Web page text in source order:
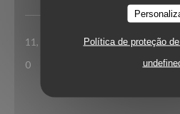
Política de proteção
11, Cour des Petites Écuries
0